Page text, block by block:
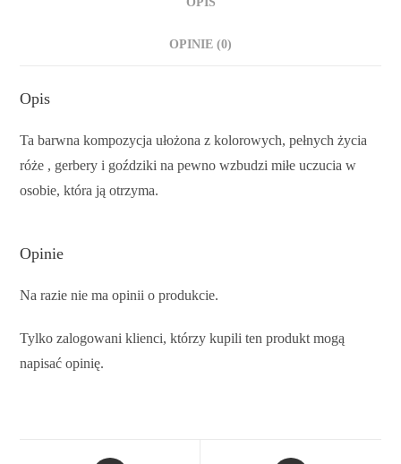
OPINIE (0)
Opis
Ta barwna kompozycja ułożona z kolorowych, pełnych życia
róże , gerbery i goździki na pewno wzbudzi miłe uczucia w
osobie, która ją otrzyma.
Opinie
Na razie nie ma opinii o produkcie.
Tylko zalogowani klienci, którzy kupili ten produkt mogą
napisać opinię.